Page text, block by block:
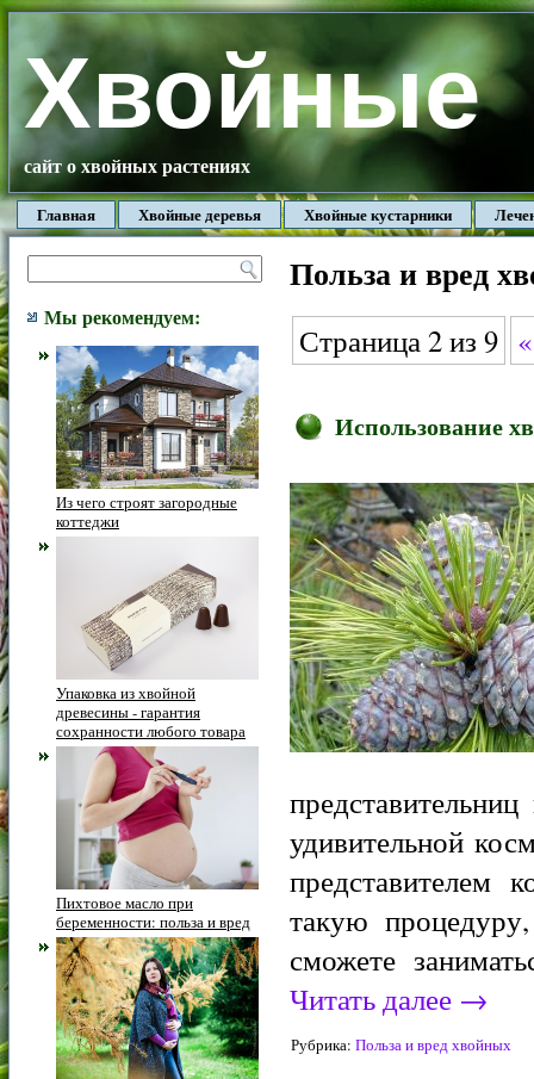
Хвойные
сайт о хвойных растениях
Главная Хвойные деревья Хвойные кустарники
Мы рекомендуем:
Из чего строят загородные
коттеджи
Упаковка из хвойной
древесины - гарантия
сохранности любого товара
Пихтовое масло при
беременности: польза и вред
Польза и вред
Страница 2 из 9 «
Использование
удивительной
представителем
такую
сможете
Читать далее →
Рубрика: Польза и вред хвойных